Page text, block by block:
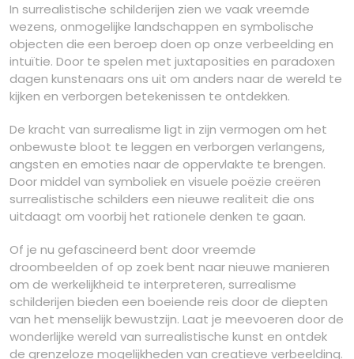
In surrealistische schilderijen zien we vaak vreemde
wezens, onmogelijke landschappen en symbolische
objecten die een beroep doen op onze verbeelding en
intuïtie. Door te spelen met juxtaposities en paradoxen
dagen kunstenaars ons uit om anders naar de wereld te
kijken en verborgen betekenissen te ontdekken.
De kracht van surrealisme ligt in zijn vermogen om het
onbewuste bloot te leggen en verborgen verlangens,
angsten en emoties naar de oppervlakte te brengen.
Door middel van symboliek en visuele poëzie creëren
surrealistische schilders een nieuwe realiteit die ons
uitdaagt om voorbij het rationele denken te gaan.
Of je nu gefascineerd bent door vreemde
droombeelden of op zoek bent naar nieuwe manieren
om de werkelijkheid te interpreteren, surrealisme
schilderijen bieden een boeiende reis door de diepten
van het menselijk bewustzijn. Laat je meevoeren door de
wonderlijke wereld van surrealistische kunst en ontdek
de grenzeloze mogelijkheden van creatieve verbeelding.